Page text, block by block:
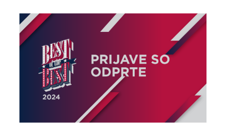
KOLEDAR DOGODKOV
NOVICE
KONTAKT
GALERIJA